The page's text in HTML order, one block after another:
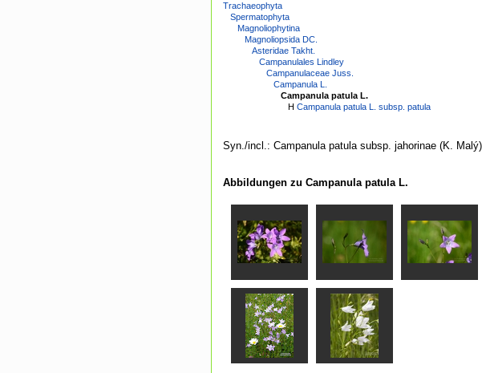
Trachaeophyta
Spermatophyta
Magnoliophytina
Magnoliopsida DC.
Asteridae Takht.
Campanulales Lindley
Campanulaceae Juss.
Campanula L.
Campanula patula L.
H Campanula patula L. subsp. patula
Syn./incl.: Campanula patula subsp. jahorinae (K.
Abbildungen zu Campanula patula L.